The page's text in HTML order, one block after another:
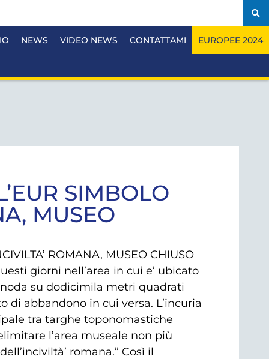
NEWS VIDEO NEWS CONTATTAMI EUROPEE 2024
SIMBOLO
MUSEO
ROMANA, MUSEO CHIUSO
giorni nell’area in cui e’ ubicato
su dodicimila metri quadrati
abbandono in cui versa. L’incuria
tra targhe toponomastiche
l’area museale non più
romana.” Così il